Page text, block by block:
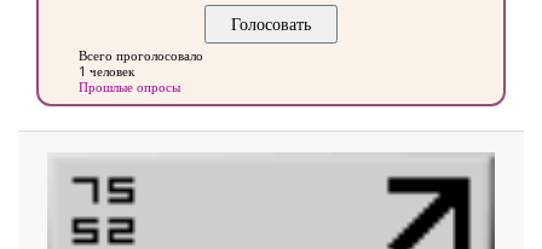
Всего проголосовало
1 человек
Прошлые опросы